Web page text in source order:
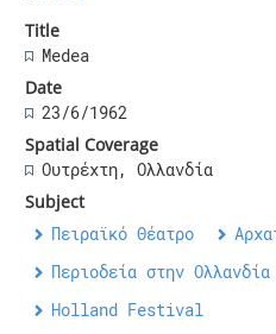
Title
Medea
Date
23/6/1962
Spatial Coverage
Ουτρέχτη, Ολλανδία
Subject
Πειραϊκό Θέατρο
Περιοδεία στην
Holland Festival